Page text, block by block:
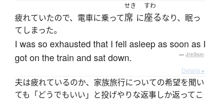
疲れていたので、電車に乗って
せき
席 に
すわ
座るなり、眠っ
てしまった。
I was so exhausted that I fell asleep as soon as I
got on the train and sat down.
— Jreibun
Details ▸
夫は疲れているのか、家族旅行についての希望を聞い
ても「どうでもいい」と投げやりな返事しか返ってこ